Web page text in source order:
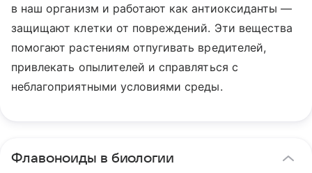
в наш организм и работают как антиоксиданты —
защищают клетки от повреждений. Эти вещества
помогают растениям отпугивать вредителей,
привлекать опылителей и справляться с
неблагоприятными условиями среды.
Флавоноиды в биологии